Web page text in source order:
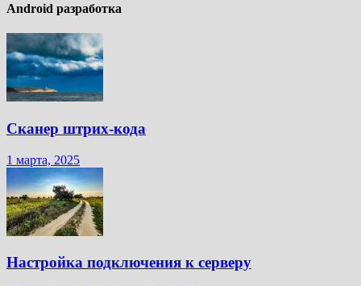
Android разработка
Сканер штрих-кода
1 марта, 2025
Настройка подключения к серверу